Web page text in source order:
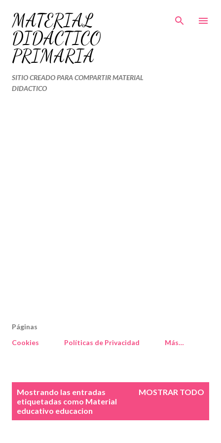
Ir al contenido principal
MATERIAL
DIDÁCTICO
PRIMARIA
SITIO CREADO PARA COMPARTIR MATERIAL
DIDACTICO
Páginas
Cookies
Políticas de Privacidad Más…
Mostrando las entradas
etiquetadas como Material
educativo educacion
MOSTRAR TODO